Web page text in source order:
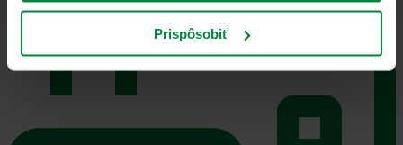
Prispôsobiť